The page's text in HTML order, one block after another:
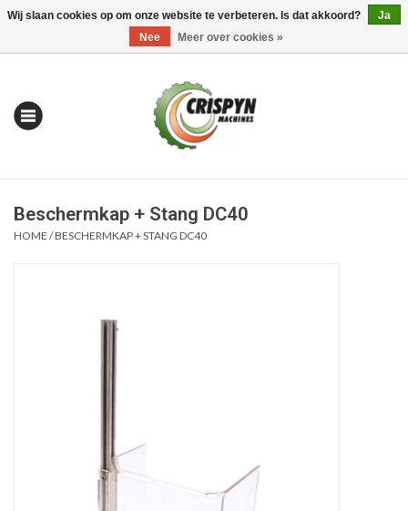
0 Artikelen - €0,00 Mijn account / Registreren
Alles om te Frezen |
Alles om te Draaien |
Beschermkap + Stang DC40
HOME /BESCHERMKAP + STANG DC40
Wij slaan cookies op om onze website te verbeteren. Is dat akkoord?
Ja
Nee
Meer over cookies »